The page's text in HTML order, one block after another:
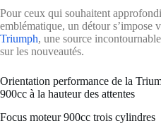
Pour ceux qui souhaitent
emblématique, un détour s’impose
Triumph, une source
sur les nouveautés.
Orientation performance de la
900cc à la hauteur des attentes
Focus moteur 900cc trois cylindres